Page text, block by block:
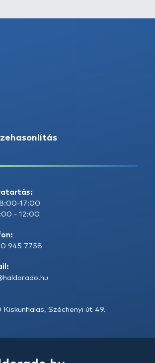
17:00
- 12:00
945 7758
Széchenyi út 49.